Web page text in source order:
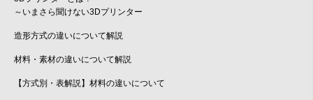
～いまさら聞けない3Dプリンター
造形方式の違いについて解説
材料・素材の違いについて解説
【方式別・表解説】材料の違いについて